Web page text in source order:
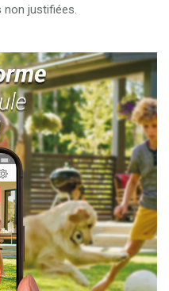
justifiées.